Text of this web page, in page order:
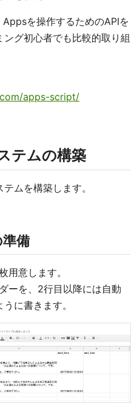
を操作するためのAPIを
グ初心者でも比較的取り組
apps-script/
テムの構築
ムを構築します。
備
用意します。
ーを、2行目以降には自動
に書きます。